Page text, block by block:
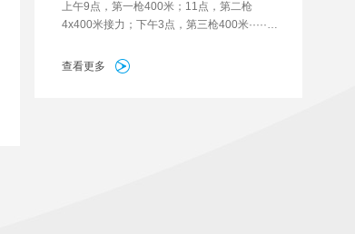
上午9点，第一枪400米；11点，第二枪
4x400米接力；下午3点，第三枪400米······
国田协青少年田径联赛中所遇到的困难。面对
查看更多